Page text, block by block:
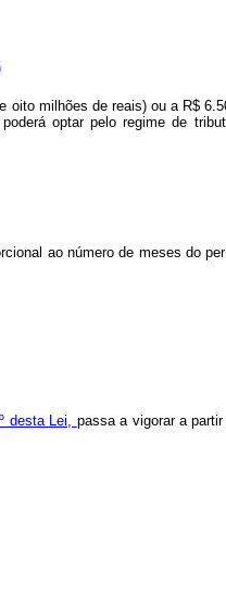
oito milhões de reais) ou a R$
optar pelo regime de
ao número de meses do
desta Lei, passa a vigorar a